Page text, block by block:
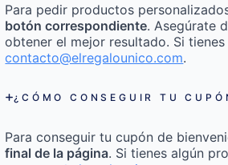
Para pedir productos
botón correspondiente. Asegúrate
obtener el mejor resultado. Si
contacto@elregalounico.com.
¿CÓMO CONSEGUIR TU
Para conseguir tu cupón de
final de la página. Si tienes algún